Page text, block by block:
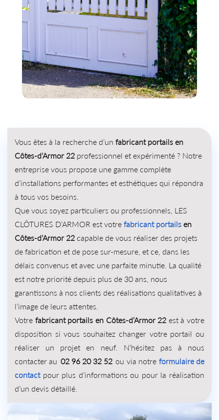
Vous êtes à la recherche d’un fabricant portails en
Côtes-d’Armor 22 professionnel et expérimenté ? Notre
entreprise vous propose une gamme complète
d’installations performantes et esthétiques qui répondra
à tous vos besoins.
Que vous soyez particuliers ou professionnels, LES
CLÔTURES D’ARMOR est votre fabricant portails en
Côtes-d’Armor 22 capable de vous réaliser des projets
de fabrication et de pose sur-mesure, et ce, dans les
délais convenus et avec une parfaite minutie. La qualité
est notre priorité depuis plus de 30 ans, nous
garantissons à nos clients des réalisations qualitatives à
l’image de leurs attentes.
Votre fabricant portails en Côtes-d’Armor 22 est à votre
disposition si vous souhaitez changer votre portail ou
réaliser un projet en neuf. N’hésitez pas à nous
contacter au 02 96 20 32 52 ou via notre formulaire de
contactpour plus d’informations ou pour la réalisation
d’un devis détaillé.